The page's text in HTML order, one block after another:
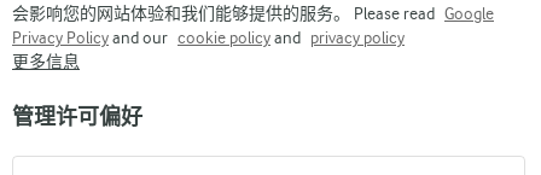
会影响您的网站体验和我们能够提供的服务。 Please read Google
Privacy Policyand our cookie policyand privacy policy
更多信息
管理许可偏好